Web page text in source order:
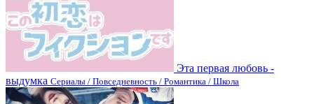
Эта первая любовь -
выдумка Сериалы / Повседневность / Романтика / Школа